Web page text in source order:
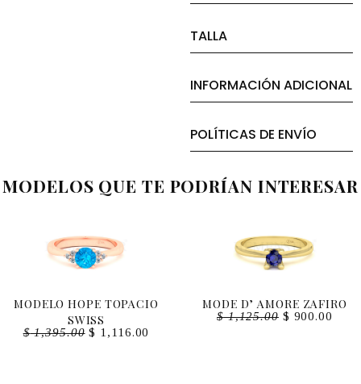
TALLA
INFORMACIÓN ADICIONAL
POLÍTICAS DE ENVÍO
MODELOS QUE TE PODRÍAN INTERESAR
MODELO HOPE TOPACIO
SWISS
$1,395.00 $ 1,116.00
MODE D’ AMORE ZAFIRO
$1,125.00 $ 900.00